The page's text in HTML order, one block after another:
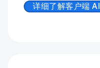
详细了解客户端 AI